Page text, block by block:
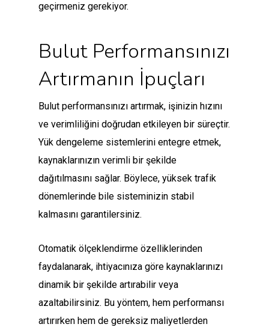
geçirmeniz gerekiyor.
Bulut Performansınızı
Artırmanın İpuçları
Bulut performansınızı artırmak, işinizin hızını
ve verimliliğini doğrudan etkileyen bir süreçtir.
Yük dengeleme sistemlerini entegre etmek,
kaynaklarınızın verimli bir şekilde
dağıtılmasını sağlar. Böylece, yüksek trafik
dönemlerinde bile sisteminizin stabil
kalmasını garantilersiniz.
Otomatik ölçeklendirme özelliklerinden
faydalanarak, ihtiyacınıza göre kaynaklarınızı
dinamik bir şekilde artırabilir veya
azaltabilirsiniz. Bu yöntem, hem performansı
artırırken hem de gereksiz maliyetlerden